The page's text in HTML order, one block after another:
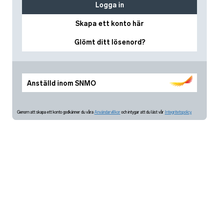
Anställd inom SNMO
Skapa ett konto här
Glömt ditt lösenord?
Logga in
Genom att skapa ett konto godkänner du våra Användarvillkor och intygar att du läst vår Integritetspolicy.